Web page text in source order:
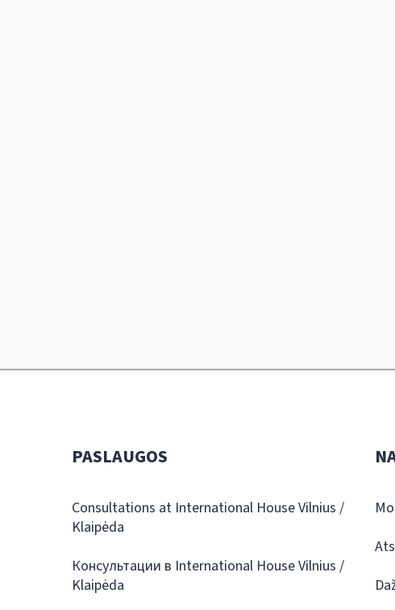
PASLAUGOS
Consultations at International House Vilnius /
Klaipėda
Консультации в International House Vilnius /
Klaipėda